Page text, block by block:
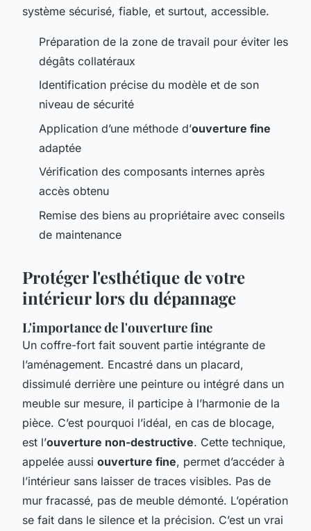
système sécurisé, fiable, et surtout, accessible.
Préparation de la zone de travail pour éviter les
dégâts collatéraux
Identification précise du modèle et de son
niveau de sécurité
Application d’une méthode d’ouverture fine
adaptée
Vérification des composants internes après
accès obtenu
Remise des biens au propriétaire avec conseils
de maintenance
Protéger l'esthétique de votre
intérieur lors du dépannage
L'importance de l'ouverture fine
Un coffre-fort fait souvent partie intégrante de
l’aménagement. Encastré dans un placard,
dissimulé derrière une peinture ou intégré dans un
meuble sur mesure, il participe à l’harmonie de la
pièce. C’est pourquoi l’idéal, en cas de blocage,
est l’ouverture non-destructive. Cette technique,
appelée aussi ouverture fine, permet d’accéder à
l’intérieur sans laisser de traces visibles. Pas de
mur fracassé, pas de meuble démonté. L’opération
se fait dans le silence et la précision. C’est un vrai